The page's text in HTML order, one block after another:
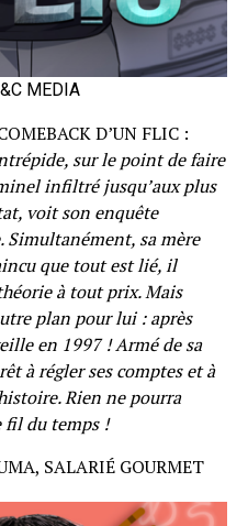
MEDIA
D’UN FLIC :
sur le point de faire
infiltré jusqu’aux plus
voit son enquête
Simultanément, sa mère
que tout est lié, il
à tout prix. Mais
plan pour lui : après
en 1997 ! Armé de sa
à régler ses comptes et à
Rien ne pourra
fil du temps !
SALARIÉ GOURMET